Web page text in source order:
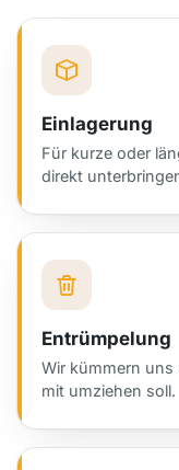
Einlagerung
Für kurze oder
direkt
Entrümpelung
Wir kümmern uns
mit umziehen soll.